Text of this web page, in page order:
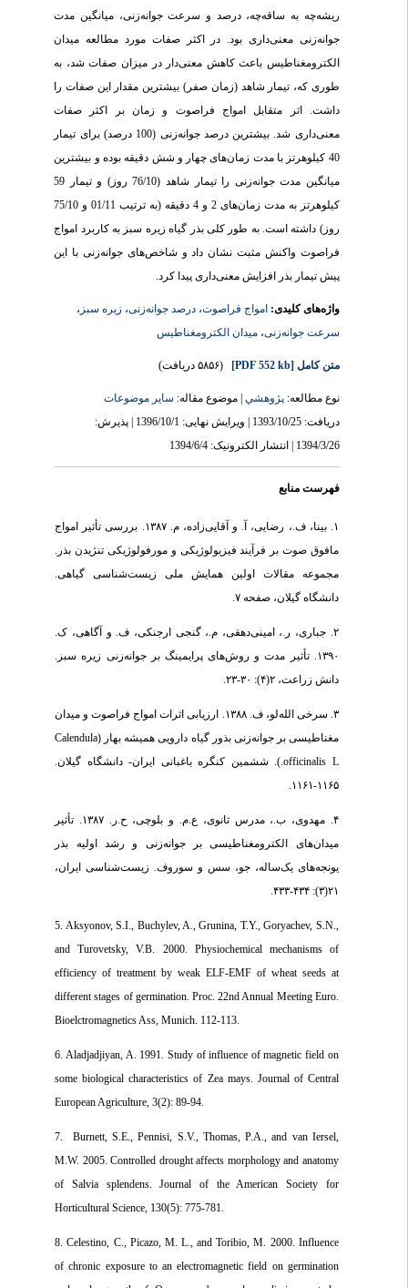
ریشه‌چه به ساقه‌چه، درصد و سرعت جوانه‌زنی، میانگین مدت
جوانه‌زنی معنی‌داری بود. در اکثر صفات مورد مطالعه میدان
الکترومغناطیس باعث کاهش معنی‌دار در میزان صفات شد، به
طوری که، تیمار شاهد (زمان صفر) بیشترین مقدار این صفات را
داشت. اثر متقابل امواج فراصوت و زمان بر اکثر صفات
معنی‌داری شد. بیشترین درصد جوانه‌زنی (100 درصد) برای تیمار
40 کیلوهرتز با مدت زمان‌های چهار و شش دقیقه بوده و بیشترین
میانگین مدت جوانه‌زنی را تیمار شاهد (76/10 روز) و تیمار 59
کیلوهرتز به مدت زمان‌های 2 و 4 دقیقه (به ترتیب 01/11 و 75/10
روز) داشته است. به طور کلی بذر گیاه زیره سبز به کاربرد امواج
فراصوت واکنش مثبت نشان داد و شاخص‌های جوانه‌زنی با این
پیش تیمار بذر افزایش معنی‌داری پیدا کرد.
واژه‌های کلیدی:امواج فراصوت،درصد جوانه‌زنی، زیره سبز،
سرعت جوانه‌زنی، میدان الکترومغناطیس
متن کامل[PDF 552 kb] (۵۸۵۶ دریافت)
نوع مطالعه:پژوهشي| موضوع مقاله:سایر موضوعات
دریافت: 1393/10/25 | ویرایش نهایی: 1396/10/1 | پذیرش:
1394/3/26 | انتشار الکترونیک: 1394/6/4
فهرست منابع
۱. بینا، ف.، رضایی، آ. و آقایی‌زاده، م. ۱۳۸۷. بررسی تأثیر امواج
مافوق صوت بر فرآیند فیزیولوژیکی و مورفولوژیکی تنژیدن بذر.
مجموعه مقالات اولین همایش ملی زیست‌شناسی گیاهی.
دانشگاه گیلان، صفحه ۷.
۲. جباری، ر.، امینی‌دهقی، م.، گنجی ارجنکی، ف. و آگاهی، ک.
۱۳۹۰. تأثیر مدت و روش‌های پرایمینگ بر جوانه‌زنی زیره سبز.
دانش زراعت، ۲(۴): ۳۰-۲۳.
۳. سرخی الله‌لو، ف. ۱۳۸۸. ارزیابی اثرات امواج فراصوت و میدان
مغناطیسی بر جوانه‌زنی بذور گیاه دارویی همیشه بهار (Calendula
officinalis L.). ششمین کنگره باغبانی ایران- دانشگاه گیلان.
۱۱۶۵-۱۱۶۱.
۴. مهدوی، ب.، مدرس ثانوی، ع.م. و بلوچی، ح.ر. ۱۳۸۷. تأثیر
میدان‌های الکترومغناطیسی بر جوانه‌زنی و رشد اولیه بذر
یونجه‌های یک‌ساله، جو، سس و سوروف. زیست‌شناسی ایران،
5. Aksyonov, S.I., Buchylev, A., Grunina, T.Y., Goryachev, S.N.,
and Turovetsky, V.B. 2000. Physiochemical mechanisms of
efficiency of treatment by weak ELF-EMF of wheat seeds at
different stages of germination. Proc. 22nd Annual Meeting Euro.
Bioelctromagnetics Ass, Munich. 112-113.
6. Aladjadjiyan, A. 1991. Study of influence of magnetic field on
some biological characteristics of Zea mays. Journal of Central
European Agriculture, 3(2): 89-94.
7. Burnett, S.E., Pennisi, S.V., Thomas, P.A., and van Iersel,
M.W. 2005. Controlled drought affects morphology and anatomy
of Salvia splendens. Journal of the American Society for
Horticultural Science, 130(5): 775-781.
8. Celestino, C., Picazo, M. L., and Toribio, M. 2000. Influence
of chronic exposure to an electromagnetic field on germination